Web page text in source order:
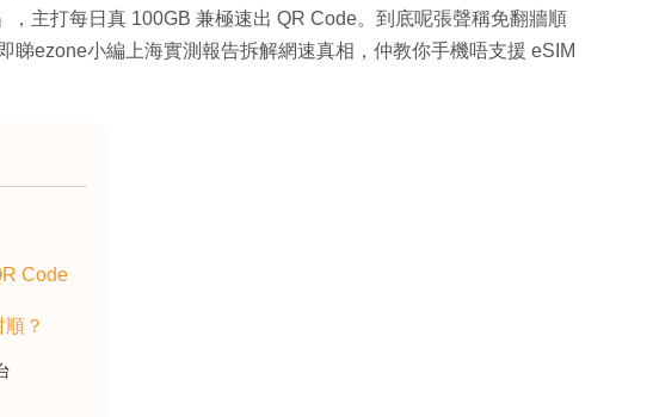
，主打每日真 100GB 兼極速出 QR Code。到底呢張聲稱免翻牆順
睇ezone小編上海實測報告拆解網速真相，仲教你手機唔支援 eSIM
Code
？